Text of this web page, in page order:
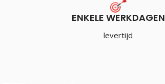
Bull’s Sharkskin Shaft Silver
ENKELE WERKDAGEN
levertijd